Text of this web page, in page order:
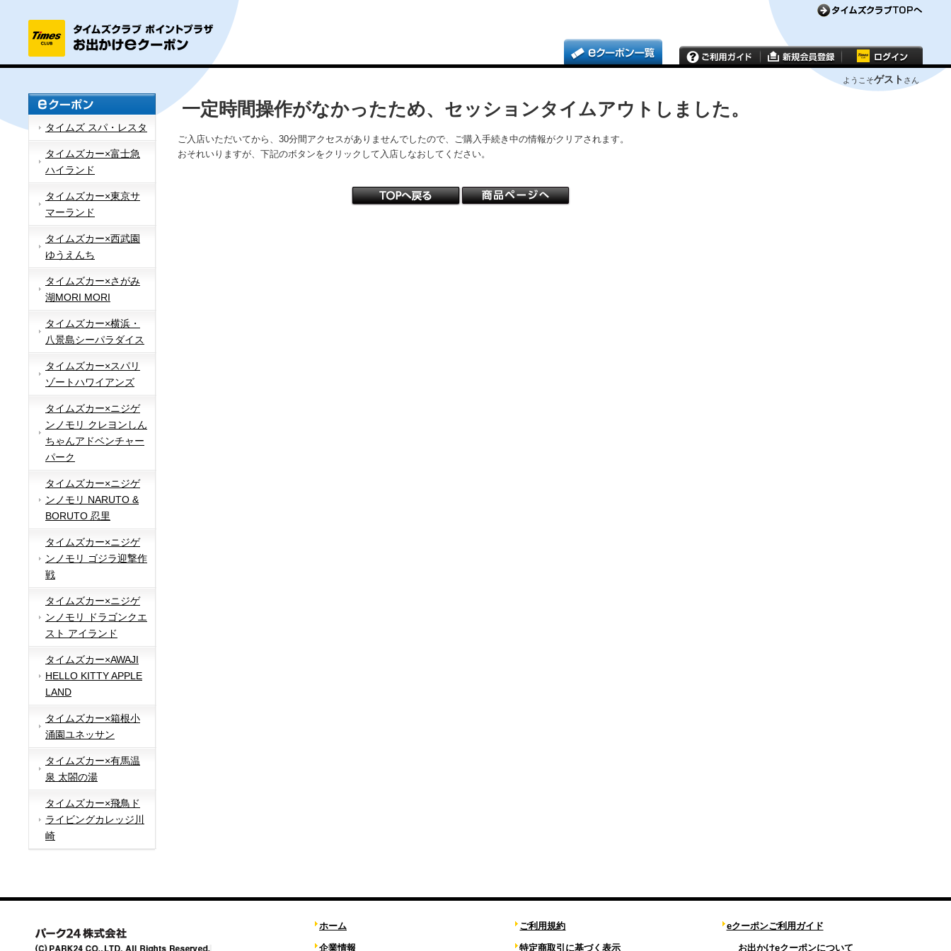
ようこそゲスト さん
タイムズ スパ・レスタ
タイムズカー×富士急
ハイランド
タイムズカー×東京サ
マーランド
タイムズカー×西武園
ゆうえんち
タイムズカー×さがみ
湖MORI MORI
タイムズカー×横浜・
八景島シーパラダイス
タイムズカー×スパリ
ゾートハワイアンズ
タイムズカー×ニジゲ
ンノモリ クレヨンしん
ちゃんアドベンチャー
パーク
タイムズカー×ニジゲ
ンノモリ NARUTO &
BORUTO 忍里
タイムズカー×ニジゲ
ンノモリ ゴジラ迎撃作
戦
タイムズカー×ニジゲ
ンノモリ ドラゴンクエ
スト アイランド
タイムズカー×AWAJI
HELLO KITTY APPLE
LAND
タイムズカー×箱根小
涌園ユネッサン
タイムズカー×有馬温
泉 太閤の湯
タイムズカー×飛鳥ド
ライビングカレッジ川
崎
一定時間操作がなかったため、セッションタイムアウトしました。
ご入店いただいてから、30分間アクセスがありませんでしたので、ご購入手続き中の情報がクリアされます。
おそれいりますが、下記のボタンをクリックして入店しなおしてください。
ホーム
企業情報
ご利用規約
特定商取引に基づく表示
eクーポンご利用ガイド
お出かけeクーポンについて